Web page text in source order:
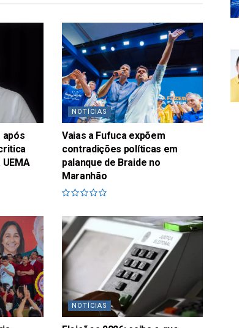
após
NOTÍCIAS
Vaias a Fufuca expõem
contradições políticas em
palanque de Braide no
Maranhão
NOTÍCIAS